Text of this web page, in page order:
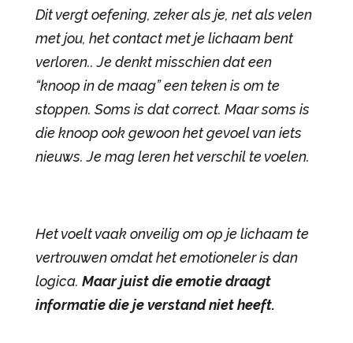
Dit vergt oefening, zeker als je, net als velen
met jou, het contact met je lichaam bent
verloren.. Je denkt misschien dat een
“knoop in de maag” een teken is om te
stoppen. Soms is dat correct. Maar soms is
die knoop ook gewoon het gevoel van iets
nieuws. Je mag leren het verschil te voelen.
Het voelt vaak onveilig om op je lichaam te
vertrouwen omdat het emotioneler is dan
logica. Maar juist die emotie draagt
informatie die je verstand niet heeft.